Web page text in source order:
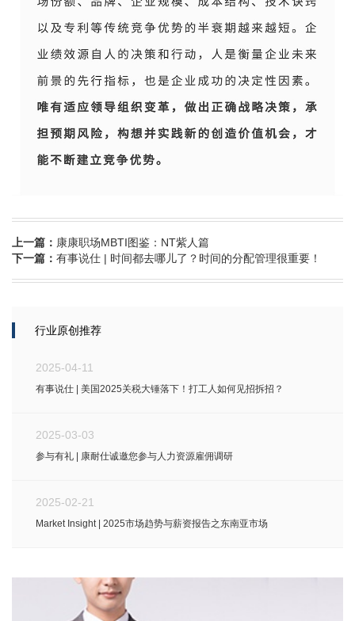
上一篇： 康康职场MBTI图鉴：NT紫人篇
下一篇： 有事说仕 | 时间都去哪儿了？时间的分配管理很重要！
行业原创推荐
2025-04-11
有事说仕 | 美国2025关税大锤落下！打工人如何见招拆招？
2025-03-03
参与有礼 | 康耐仕诚邀您参与人力资源雇佣调研
2025-02-21
Market Insight | 2025市场趋势与薪资报告之东南亚市场